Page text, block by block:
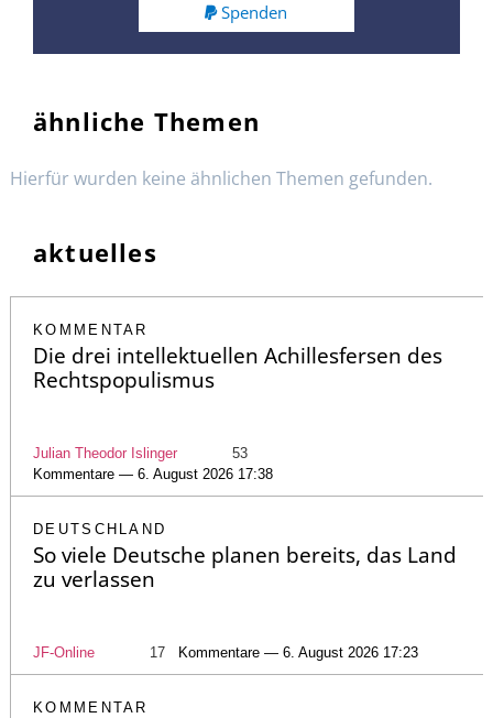
Spenden
ähnliche Themen
Hierfür wurden keine ähnlichen Themen gefunden.
aktuelles
KOMMENTAR
Die drei intellektuellen Achillesfersen des
Rechtspopulismus
Julian Theodor Islinger
53
Kommentare — 6. August 2026 17:38
DEUTSCHLAND
So viele Deutsche planen bereits, das Land
zu verlassen
JF-Online 17 Kommentare — 6. August 2026 17:23
KOMMENTAR